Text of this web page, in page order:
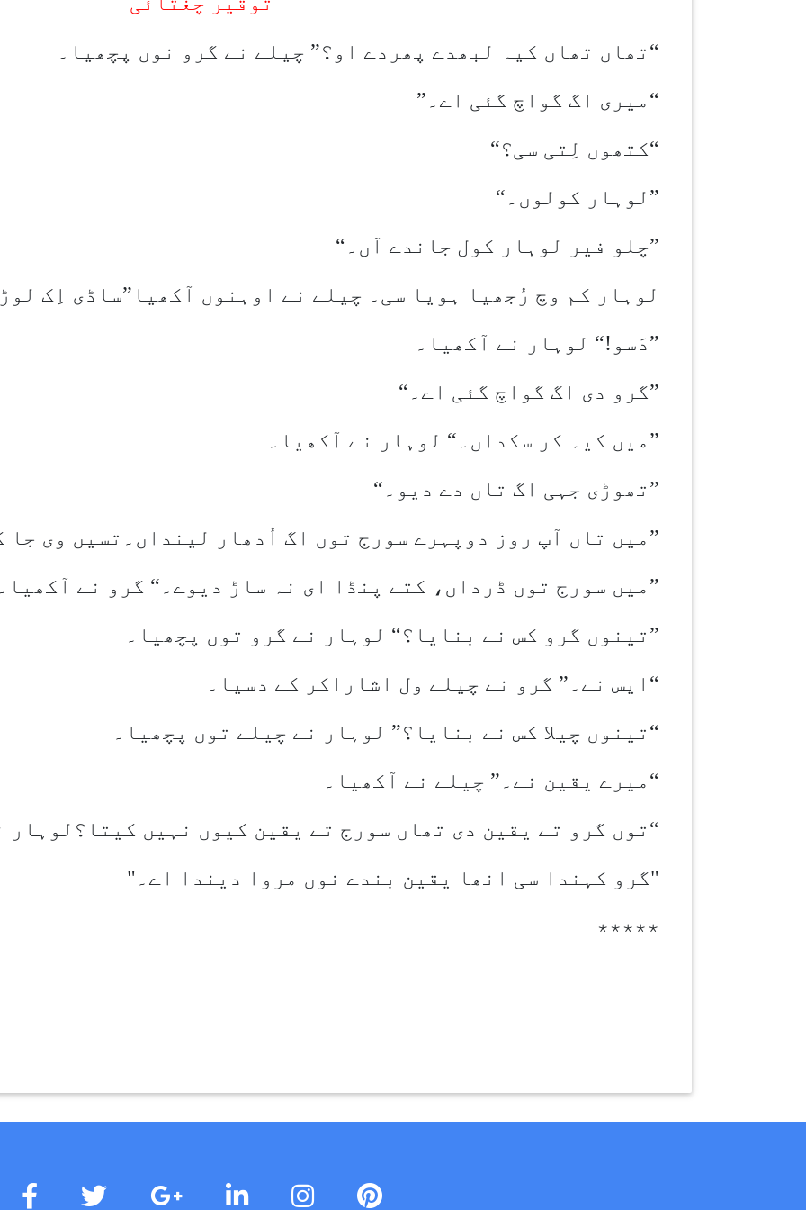
“تھاں تھاں کیہ لبھدے پھردے او؟” چیلے نے گرو نوں پچھیا۔
“میری اگ گواچ گئی اے۔”
“کتھوں لِتی سی؟“
”لوہار کولوں۔ “
”چلو فیر لوہار کول جاندے آں۔ “
لوہار کم وچ رُجھیا ہویا سی۔ چیلے نے اوہنوں آکھیا”ساڈی اِک
”دَسو!“ لوہار نے آکھیا۔
”گرو دی اگ گواچ گئی اے۔ “
”میں کیہ کر سکداں۔“ لوہار نے آکھیا۔
”تھوڑی جہی اگ تاں دے دیو۔ “
”میں تاں آپ روز دوپہرے سورج توں اگ اُدھار لینداں۔تسیں وی جا
”میں سورج توں ڈرداں، کتے پنڈا ای نہ ساڑ دیوے۔“ گرو نے آکھیا۔
”تینوں گرو کس نے بنایا؟“ لوہار نے گرو توں پچھیا۔
“ایس نے۔” گرو نے چیلے ول اشاراکر کے دسیا۔
“تینوں چیلا کس نے بنایا؟” لوہار نے چیلے توں پچھیا۔
“میرے یقین نے۔” چیلے نے آکھیا۔
“توں گرو تے یقین دی تھاں سورج تے یقین کیوں نہیں کیتا؟لوہار
"گرو کہندا سی انھا یقین بندے نوں مروا دیندا اے۔"
٭٭٭٭٭